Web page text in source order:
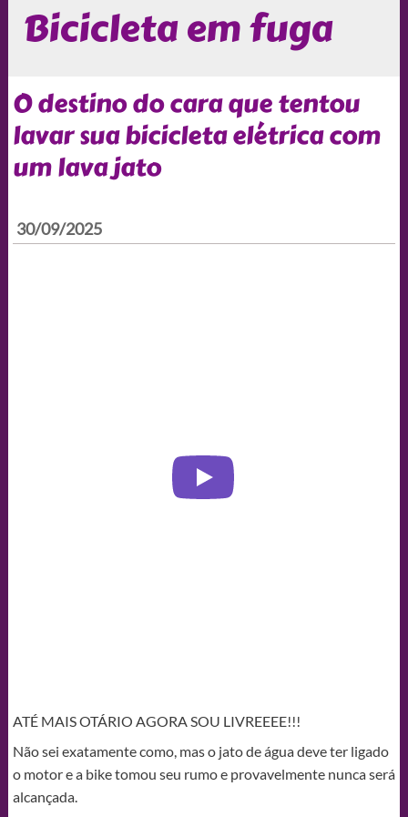
Bicicleta em fuga
O destino do cara que tentou
lavar sua bicicleta elétrica com
um lava jato
30/09/2025
ATÉ MAIS OTÁRIO AGORA SOU LIVREEEE!!!
Não sei exatamente como, mas o jato de água deve ter ligado
o motor e a bike tomou seu rumo e provavelmente nunca será
alcançada.